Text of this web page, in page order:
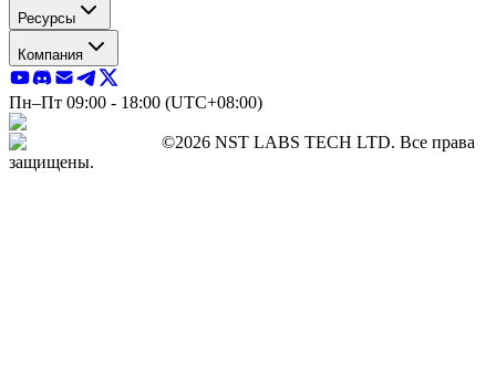
Ресурсы
Компания
Пн–Пт 09:00 - 18:00 (UTC+08:00)
©2026 NST LABS TECH LTD. Все права
защищены.